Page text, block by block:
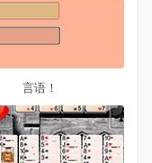
言语！